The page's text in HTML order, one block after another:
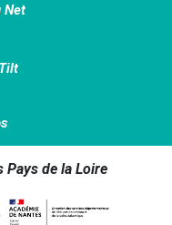
Net
de la Loire